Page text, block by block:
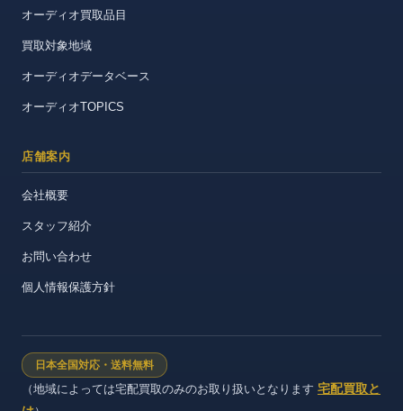
オーディオ買取品目
買取対象地域
オーディオデータベース
オーディオTOPICS
店舗案内
会社概要
スタッフ紹介
お問い合わせ
個人情報保護方針
日本全国対応・送料無料
（地域によっては宅配買取のみのお取り扱いとなります 宅配買取と